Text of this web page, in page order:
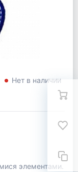
Нет в наличии
элементами.